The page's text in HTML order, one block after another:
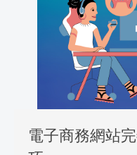
電子商務網站